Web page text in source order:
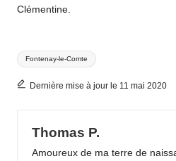
Clémentine.
Tags:
Fontenay-le-Comte
Dernière mise à jour le 11 mai 2020
Thomas P.
Amoureux de ma terre de